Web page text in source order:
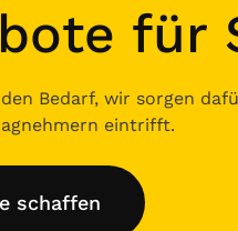
für
Bedarf, wir sorgen
eintrifft.
schaffen